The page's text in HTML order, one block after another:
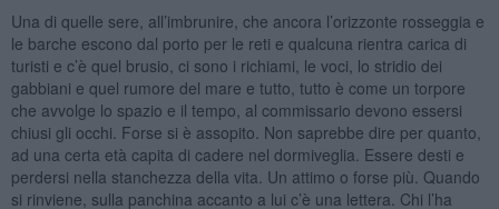
Una di quelle sere, all’imbrunire, che ancora l’orizzonte rosseggia e
le barche escono dal porto per le reti e qualcuna rientra carica di
turisti e c’è quel brusio, ci sono i richiami, le voci, lo stridio dei
gabbiani e quel rumore del mare e tutto, tutto è come un torpore
che avvolge lo spazio e il tempo, al commissario devono essersi
chiusi gli occhi. Forse si è assopito. Non saprebbe dire per quanto,
ad una certa età capita di cadere nel dormiveglia. Essere desti e
perdersi nella stanchezza della vita. Un attimo o forse più. Quando
si rinviene, sulla panchina accanto a lui c’è una lettera. Chi l’ha